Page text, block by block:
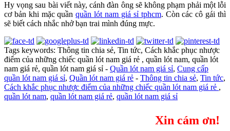
Hy vọng sau bài viết này, cánh đàn ông sẽ không phạm phải một lỗi
cơ bản khi mặc quầnquần lót nam giá sỉ tphcm. Còn các cô gái thì
sẽ biết cách nhắc nhở bạn trai mình đúng mực.
Tags keywords: Thông tin chia sẻ, Tin tức, Cách khắc phục nhược
điểm của những chiếc quần lót nam giá rẻ , quần lót nam, quần lót
nam giá rẻ, quần lót nam giá sỉ - Quần lót nam giá sỉ, Cung cấp
quần lót nam giá sỉ, Quần lót nam giá rẻ - Thông tin chia sẻ, Tin tức,
Cách khắc phục nhược điểm của những chiếc quần lót nam giá rẻ ,
quần lót nam, quần lót nam giá rẻ, quần lót nam giá sỉ
Xin cám ơn!